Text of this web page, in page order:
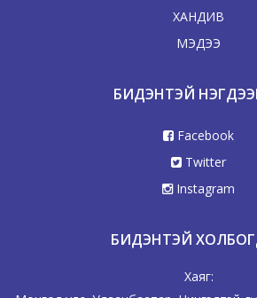
ХАНДИВ
МЭДЭЭ
БИДЭНТЭЙ
Facebook
Twitter
Instagram
БИДЭНТЭЙ
Хаяг: